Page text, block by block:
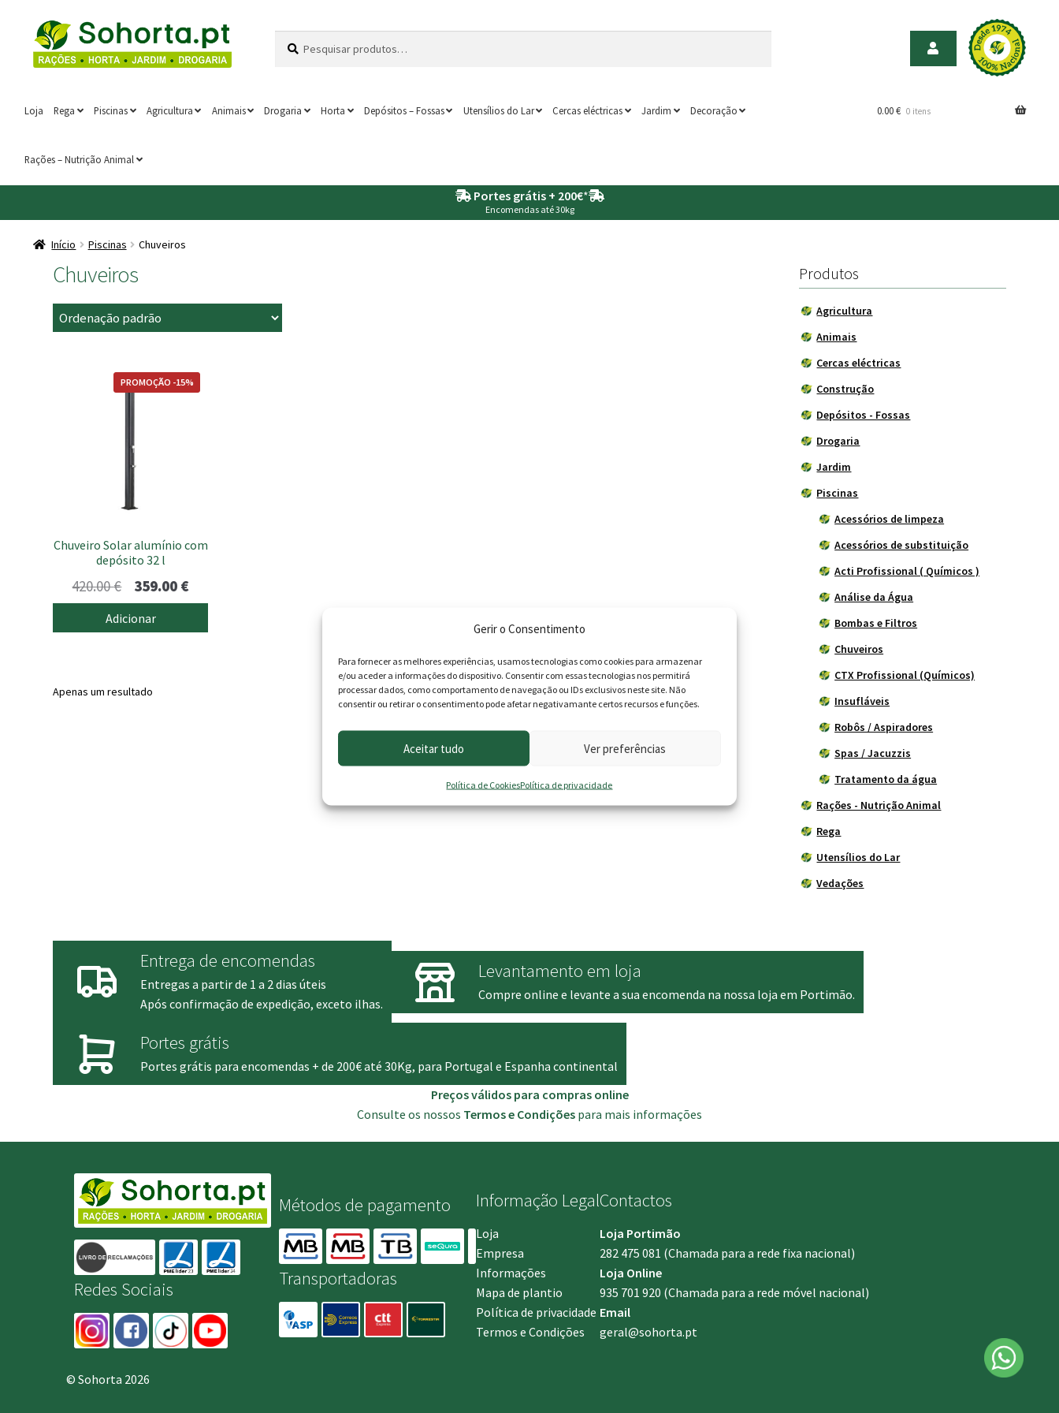
Gerir o Consentimento
Para fornecer as melhores experiências, usamos tecnologias como cookies para armazenar
e/ou aceder a informações do dispositivo. Consentir com essas tecnologias nos permitirá
processar dados, como comportamento de navegação ou IDs exclusivos neste site. Não
consentir ou retirar o consentimento pode afetar negativamante certos recursos e funções.
Aceitar tudo Ver preferências
Política de CookiesPolítica de privacidade
Ir
para
a
Saltar
para
o
por:
Loja Rega Piscinas Agricultura Animais Drogaria Horta Depósitos – Fossas Utensílios do Lar Cercas eléctricas Jardim Decoração
Rações – Nutrição Animal
0.00€ 0 itens
Portes grátis + 200€*
Encomendas até 30kg
Início Piscinas Chuveiros
Chuveiros
Chuveiro Solar alumínio com
depósito 32 l
PROMOÇÃO -15%
420.00€
preço
original
359.00 €O
preço
atual
Adicionar
Apenas um resultado
Produtos
Agricultura
Animais
Cercas eléctricas
Construção
Depósitos - Fossas
Drogaria
Jardim
Piscinas
Acessórios de limpeza
Acessórios de substituição
Acti Profissional ( Químicos )
Análise da Água
Bombas e Filtros
Chuveiros
CTX Profissional (Químicos)
Insufláveis
Robôs / Aspiradores
Spas / Jacuzzis
Tratamento da água
Rações - Nutrição Animal
Rega
Utensílios do Lar
Vedações
Entrega de encomendas
Entregas a partir de 1 a 2 dias úteis
Após confirmação de expedição, exceto ilhas.
Levantamento em loja
Compre online e levante a sua encomenda na nossa loja em Portimão.
Portes grátis
Portes grátis para encomendas + de 200€ até 30Kg, para Portugal e Espanha continental
Preços válidos para compras online
Consulte os nossos Termos e Condições para mais informações
Redes Sociais
Métodos de pagamento
Transportadoras
Informação Legal
Loja
Empresa
Informações
Mapa de plantio
Política de privacidade
Termos e Condições
Contactos
Loja Portimão
282 475 081 (Chamada para a rede fixa nacional)
Loja Online
935 701 920 (Chamada para a rede móvel nacional)
Email
geral@sohorta.pt
© Sohorta 2026